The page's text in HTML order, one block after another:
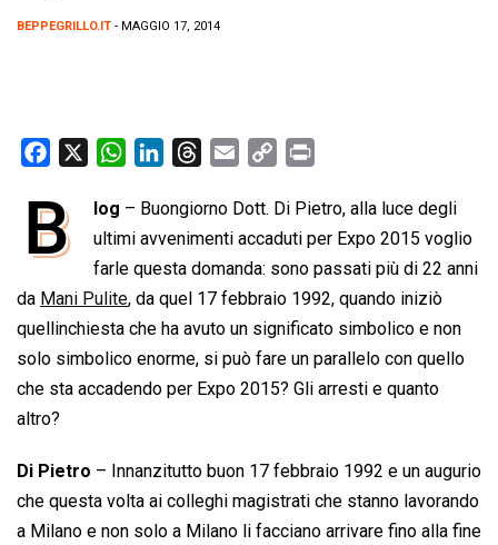
BEPPEGRILLO.IT - MAGGIO 17, 2014
c
e
o
o
k
W
a
t
s
A
p
p
n
k
e
d
I
n
r
e
a
d
s
a
i
l
p
y
L
i
n
k
i
n
t
B log – Buongiorno Dott. Di Pietro, alla luce degli
ultimi avvenimenti accaduti per Expo 2015 voglio
farle questa domanda: sono passati più di 22 anni
da Mani Pulite, da quel 17 febbraio 1992, quando iniziò
quellinchiesta che ha avuto un significato simbolico e non
solo simbolico enorme, si può fare un parallelo con quello
che sta accadendo per Expo 2015? Gli arresti e quanto
altro?
Di Pietro – Innanzitutto buon 17 febbraio 1992 e un augurio
che questa volta ai colleghi magistrati che stanno lavorando
a Milano e non solo a Milano li facciano arrivare fino alla fine